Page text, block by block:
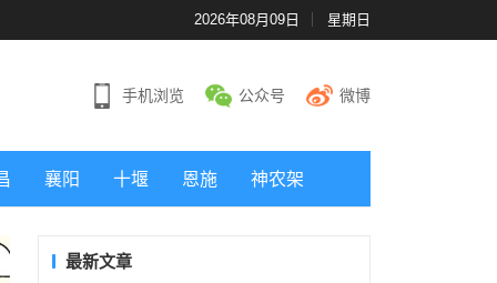
2026年08月09日 星期日
手机浏览 公众号 微博
襄阳 十堰 恩施 神农架
最新文章